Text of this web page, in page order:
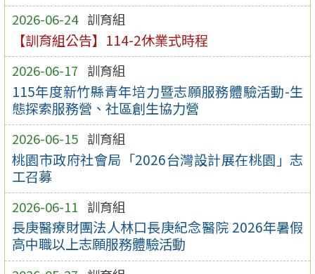
2026-06-24 訓育組
【訓育組公告】114-2休業式時程
2026-06-17 訓育組
115年度新竹縣青年培力暨志願服務體驗活動-生
態探索服務營、社區創生協力營
2026-06-15 訓育組
桃園市政府社會局「2026台灣設計展在桃園」志
工召募
2026-06-11 訓育組
長庚醫療財團法人林口長庚紀念醫院 2026年暑假
高中職以上志願服務體驗活動